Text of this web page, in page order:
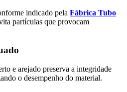
indicado pela Fábrica Tubo
partículas que provocam
e arejado preserva a integridade
o desempenho do material.